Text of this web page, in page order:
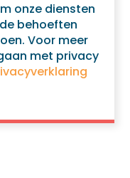
onze diensten
behoeften
Voor meer
met privacy